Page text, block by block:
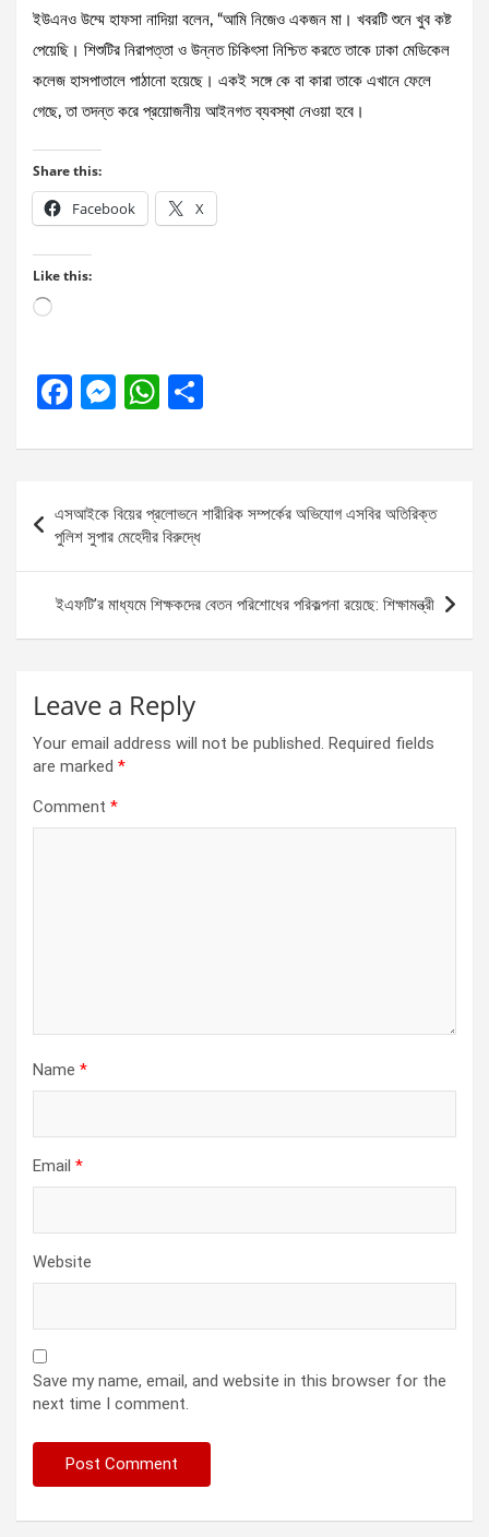
ইউএনও উম্মে হাফসা নাদিয়া বলেন, “আমি নিজেও একজন মা। খবরটি শুনে খুব কষ্ট
পেয়েছি। শিশুটির নিরাপত্তা ও উন্নত চিকিৎসা নিশ্চিত করতে তাকে ঢাকা মেডিকেল
কলেজ হাসপাতালে পাঠানো হয়েছে। একই সঙ্গে কে বা কারা তাকে এখানে ফেলে
গেছে, তা তদন্ত করে প্রয়োজনীয় আইনগত ব্যবস্থা নেওয়া হবে।
Share this:
Facebook X
Like this:
Loading…
F
ce
b
o
o
k
M
se
n
g
er
W
at
A
p
p
ar
e
navigation
এসআইকে বিয়ের প্রলোভনে শারীরিক সম্পর্কের অভিযোগ এসবির অতিরিক্ত
পুলিশ সুপার মেহেদীর বিরুদ্ধে
ইএফটি’র মাধ্যমে শিক্ষকদের বেতন পরিশোধের পরিকল্পনা রয়েছে: শিক্ষামন্ত্রী
Leave a Reply
Your email address will not be published. Required fields
are marked *
Comment *
Name *
Email *
Website
Save my name, email, and website in this browser for the
next time I comment.